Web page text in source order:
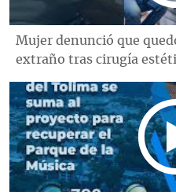
Mujer denunció que
extraño tras cirugía